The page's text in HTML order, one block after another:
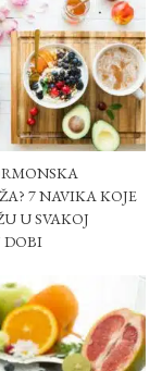
7 NAVIKA KOJE
U SVAKOJ
DOBI